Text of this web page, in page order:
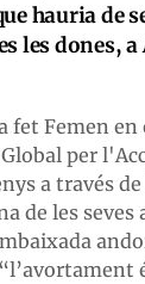
hauria de
les dones,
fet Femen en
per
a través
de les